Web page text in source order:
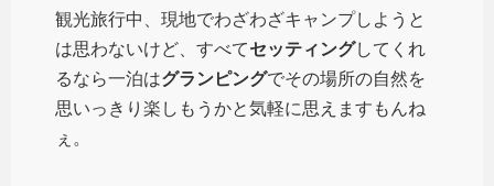
観光旅行中、現地でわざわざキャンプしようと
は思わないけど、すべてセッティングしてくれ
るなら一泊はグランピングでその場所の自然を
思いっきり楽しもうかと気軽に思えますもんね
ぇ。